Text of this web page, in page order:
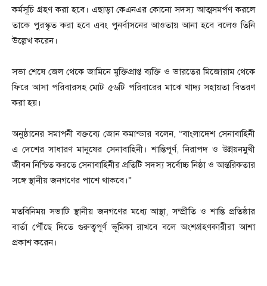
কর্মসূচি গ্রহণ করা হবে। এছাড়া কেএনএর কোনো সদস্য আত্মসমর্পণ করলে
তাকে পুরস্কৃত করা হবে এবং পুনর্বাসনের আওতায় আনা হবে বলেও তিনি
উল্লেখ করেন।
সভা শেষে জেল থেকে জামিনে মুক্তিপ্রাপ্ত ব্যক্তি ও ভারতের মিজোরাম থেকে
ফিরে আসা পরিবারসহ মোট ৫৬টি পরিবারের মাঝে খাদ্য সহায়তা বিতরণ
করা হয়।
অনুষ্ঠানের সমাপনী বক্তব্যে জোন কমান্ডার বলেন, “বাংলাদেশ সেনাবাহিনী
এ দেশের সাধারণ মানুষের সেনাবাহিনী। শান্তিপূর্ণ, নিরাপদ ও উন্নয়নমুখী
জীবন নিশ্চিত করতে সেনাবাহিনীর প্রতিটি সদস্য সর্বোচ্চ নিষ্ঠা ও আন্তরিকতার
সঙ্গে স্থানীয় জনগণের পাশে থাকবে।”
মতবিনিময় সভাটি স্থানীয় জনগণের মধ্যে আস্থা, সম্প্রীতি ও শান্তি প্রতিষ্ঠার
বার্তা পৌঁছে দিতে গুরুত্বপূর্ণ ভূমিকা রাখবে বলে অংশগ্রহণকারীরা আশা
প্রকাশ করেন।